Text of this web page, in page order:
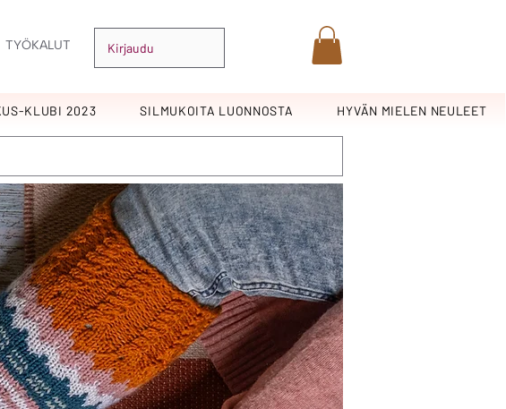
TYÖKALUT Kirjaudu
KLUBI 2023 SILMUKOITA LUONNOSTA HYVÄN MIELEN NEULEET